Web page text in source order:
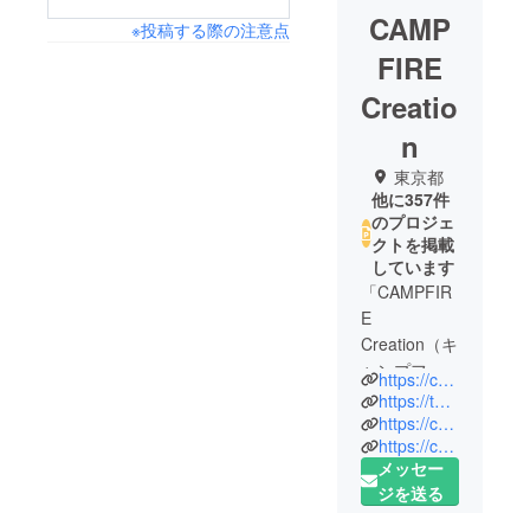
※投稿する際の注意点
CAMP
FIRE
Creatio
n
東京都
他に357件
のプロジェ
クトを掲載
しています
「CAMPFIR
E
Creation（キ
ャンプファ
イヤー クリ
エーショ
ン）」は、
株式会社
CAMPFIRE
https://camp-fire.jp/creation
https://twitter.com/CF_Creation
https://camp-fire.jp/privacy
https://camp-fire.jp/inquiries
メッセー
ジを送る